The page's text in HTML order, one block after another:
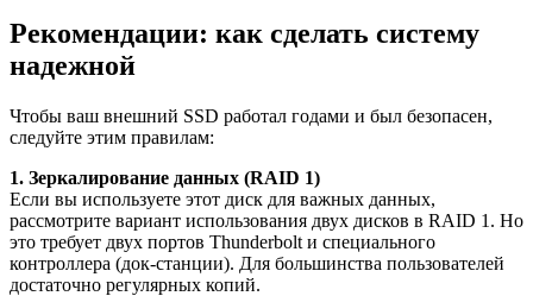
Рекомендации: как сделать систему
надежной
Чтобы ваш внешний SSD работал годами и был безопасен,
следуйте этим правилам:
1. Зеркалирование данных (RAID 1)
Если вы используете этот диск для важных данных,
рассмотрите вариант использования двух дисков в RAID 1. Но
это требует двух портов Thunderbolt и специального
контроллера (док-станции). Для большинства пользователей
достаточно регулярных копий.